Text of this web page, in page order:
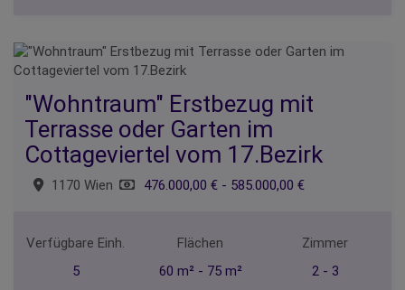
"Wohntraum" Erstbezug mit
Terrasse oder Garten im
Cottageviertel vom 17.Bezirk
1170 Wien 476.000,00 € - 585.000,00 €
Verfügbare Einh.
5
Flächen
60 m² - 75 m²
Zimmer
2 - 3